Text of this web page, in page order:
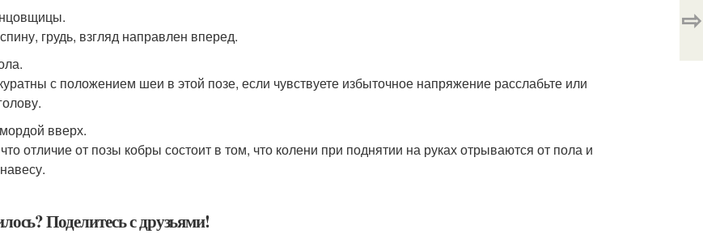
грудь, взгляд направлен вперед.
с положением шеи в этой позе, если чувствуете избыточное напряжение расслабьте или
вверх.
отличие от позы кобры состоит в том, что колени при поднятии на руках отрываются от пола и
Поделитесь с друзьями!
⇨